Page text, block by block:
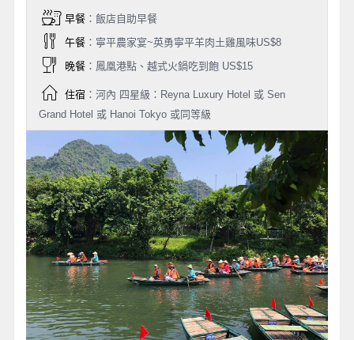
早餐：飯店自助早餐
午餐：寧平農家宴~英勇寧平羊肉土雞風味US$8
晚餐：鳳凰港點、越式火鍋吃到飽 US$15
住宿：河內 四星級：Reyna Luxury Hotel 或 Sen
Grand Hotel 或 Hanoi Tokyo 或同等級